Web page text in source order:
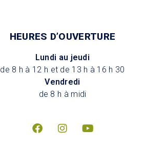
HEURES D’OUVERTURE
Lundi au jeudi
de 8 h à 12 h et de 13 h à 16 h 30
Vendredi
de 8 h à midi